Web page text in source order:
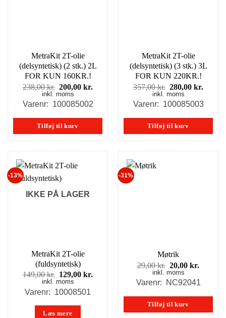
MetraKit 2T-olie
(delsyntetisk) (2 stk.) 2L
FOR KUN 160KR.!
238,00kr. Den
oprindelige
pris
238,00 kr..
200,00kr.
pris
200,00 kr..
inkl. moms
Varenr: 100085002
Tilføj til kurv
MetraKit 2T-olie
(delsyntetisk) (3 stk.) 3L
FOR KUN 220KR.!
357,00kr. Den
oprindelige
pris
357,00 kr..
280,00kr.
pris
inkl. moms
Varenr: 100085003
Tilføj til kurv
-13%
IKKE PÅ LAGER
MetraKit 2T-olie
(fuldsyntetisk)
149,00kr. Den
oprindelige
pris
149,00 kr..
129,00kr.
inkl. moms
Varenr: 10008501
Læs mere
-31%
Møtrik
29,00kr. Den
oprindelige
pris
29,00 kr..
20,00kr.
pris
20,00
inkl. moms
Varenr: NC92041
Tilføj til kurv